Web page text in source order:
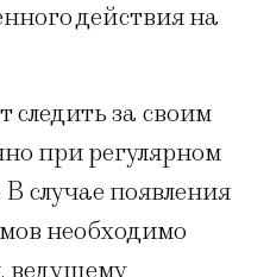
действия на
следить за своим
при регулярном
случае появления
необходимо
ведущему